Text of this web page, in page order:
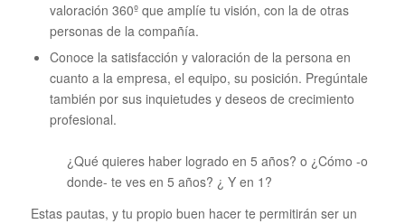
valoración 360º que amplíe tu visión, con la de otras
personas de la compañía.
Conoce la satisfacción y valoración de la persona en
cuanto a la empresa, el equipo, su posición. Pregúntale
también por sus inquietudes y deseos de crecimiento
profesional.
¿Qué quieres haber logrado en 5 años? o ¿Cómo -o
donde- te ves en 5 años? ¿ Y en 1?
Estas pautas, y tu propio buen hacer te permitirán ser un